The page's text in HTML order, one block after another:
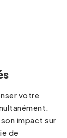
votre
impact sur
de